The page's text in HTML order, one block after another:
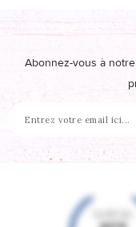
Abonnez-vous à